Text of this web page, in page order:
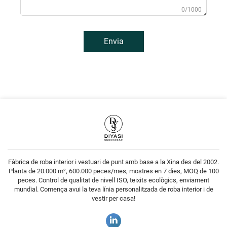
0/1000
Envia
Fàbrica de roba interior i vestuari de punt amb base a la Xina des del 2002.
Planta de 20.000 m², 600.000 peces/mes, mostres en 7 dies, MOQ de 100
peces. Control de qualitat de nivell ISO, teixits ecològics, enviament
mundial. Comença avui la teva línia personalitzada de roba interior i de
vestir per casa!